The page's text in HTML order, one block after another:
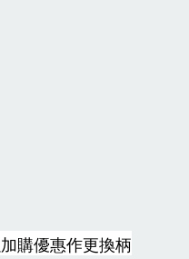
購優惠作更換柄